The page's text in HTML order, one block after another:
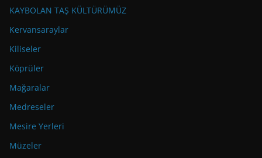
KAYBOLAN TAŞ KÜLTÜRÜMÜZ
Kervansaraylar
Kiliseler
Köprüler
Mağaralar
Medreseler
Mesire Yerleri
Müzeler